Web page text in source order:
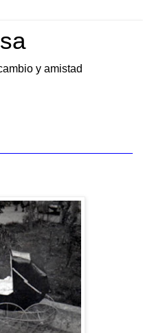
y amistad